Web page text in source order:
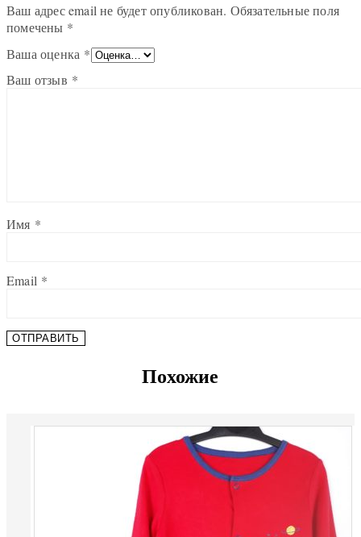
Ваш адрес email не будет опубликован. Обязательные поля
помечены *
Ваша оценка *
Ваш отзыв *
Имя *
Email *
Похожие